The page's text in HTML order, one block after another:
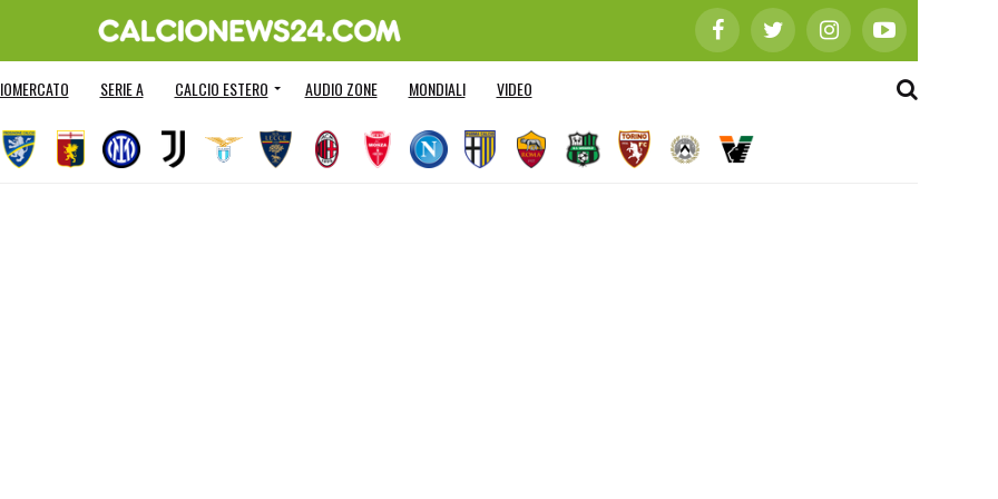
SERIE A CALCIO ESTERO AUDIO ZONE MONDIALI VIDEO